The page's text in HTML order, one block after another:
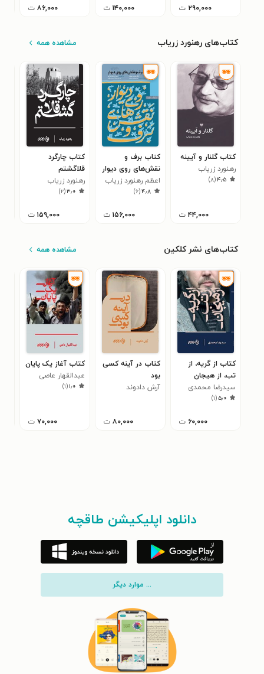
۲۹۰,۰۰۰ ت ۱۴۰,۰۰۰ ت ۸۶,۰۰۰ ت
کتاب‌های رهنورد زریاب مشاهده همه
کتاب گلنار و آیینه
رهنورد زریاب
۴٫۵(۸)
۴۴,۰۰۰ ت
کتاب برف و
نقش‌های روی دیوار
اعظم رهنورد زریاب
۴٫۸(۶)
۱۵۶,۰۰۰ ت
کتاب چارگرد
قلاگشتم
رهنورد زریاب
۳٫۰(۲)
۱۵۹,۰۰۰ ت
کتاب‌های نشر کلکین مشاهده همه
کتاب از گریه، از
تب، از هیجان
سیدرضا محمدی
۵٫۰(۱)
۶۰,۰۰۰ ت
کتاب در آینه کسی
بود
آرش دادوند
۸۰,۰۰۰ ت
کتاب آغاز یک پایان
عبدالقهار عاصی
۱٫۰(۱)
۷۰,۰۰۰ ت
دانلود اپلیکیشن طاقچه
... موارد دیگر